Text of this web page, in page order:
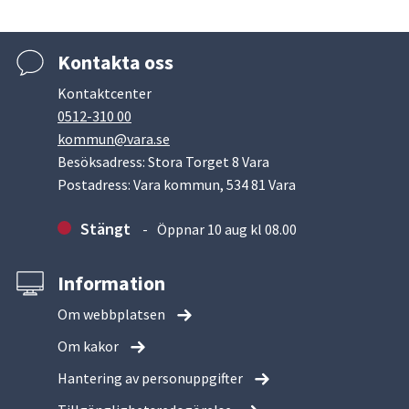
Kontakta oss
Kontaktcenter
0512-310 00
kommun@vara.se
Besöksadress: Stora Torget 8 Vara
Postadress: Vara kommun, 534 81 Vara
Stängt Öppnar 10 aug kl 08.00
Information
Om webbplatsen
Om kakor
Hantering av personuppgifter